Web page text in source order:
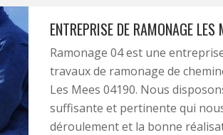
ENTREPRISE DE RAMONAGE LES
Ramonage 04 est une
travaux de ramonage de
Les Mees 04190. Nous
suffisante et pertinente qui
déroulement et la bonne